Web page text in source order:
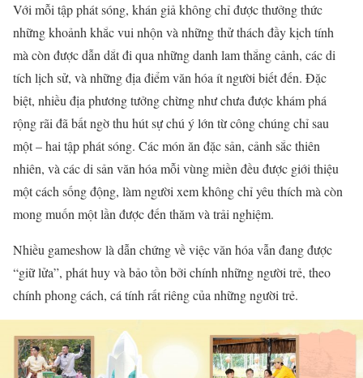
Với mỗi tập phát sóng, khán giả không chỉ được thưởng thức
những khoảnh khắc vui nhộn và những thử thách đầy kịch tính
mà còn được dẫn dắt đi qua những danh lam thắng cảnh, các di
tích lịch sử, và những địa điểm văn hóa ít người biết đến. Đặc
biệt, nhiều địa phương tưởng chừng như chưa được khám phá
rộng rãi đã bất ngờ thu hút sự chú ý lớn từ công chúng chỉ sau
một – hai tập phát sóng. Các món ăn đặc sản, cảnh sắc thiên
nhiên, và các di sản văn hóa mỗi vùng miền đều được giới thiệu
một cách sống động, làm người xem không chỉ yêu thích mà còn
mong muốn một lần được đến thăm và trải nghiệm.
Nhiều gameshow là dẫn chứng về việc văn hóa vẫn đang được
“giữ lửa”, phát huy và bảo tồn bởi chính những người trẻ, theo
chính phong cách, cá tính rất riêng của những người trẻ.